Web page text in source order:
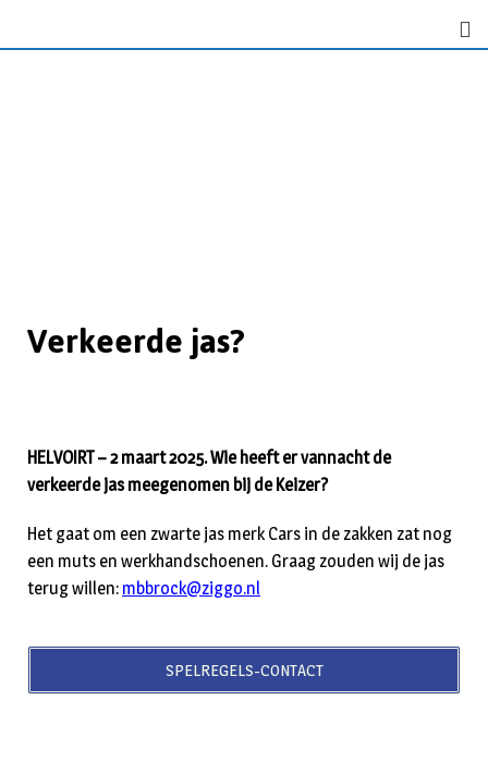
Verkeerde jas?
HELVOIRT – 2 maart 2025. Wie heeft er vannacht de
verkeerde jas meegenomen bij de Keizer?
Het gaat om een zwarte jas merk Cars in de zakken zat nog
een muts en werkhandschoenen. Graag zouden wij de jas
terug willen: mbbrock@ziggo.nl
SPELREGELS-CONTACT